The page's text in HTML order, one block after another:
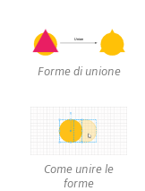
Forme di unione
Come unire le
forme